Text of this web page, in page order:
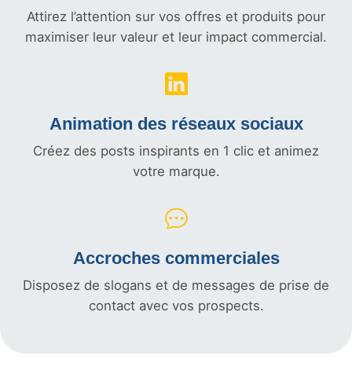
Attirez l’attention sur vos offres et produits pour
maximiser leur valeur et leur impact commercial.
Animation des réseaux sociaux
Créez des posts inspirants en 1 clic et animez
votre marque.
Accroches commerciales
Disposez de slogans et de messages de prise de
contact avec vos prospects.